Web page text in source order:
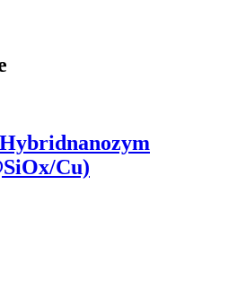
Cu)